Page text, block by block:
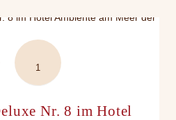
1
Nr. 8 im Hotel